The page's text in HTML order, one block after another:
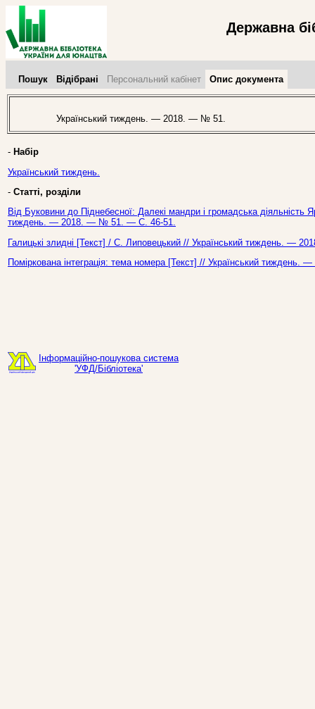
Державна
Пошук Відібрані Персональний кабінет Опис документа
Український тиждень. — 2018. — № 51.
- Набір
Український тиждень.
- Статті, розділи
Від Буковини до Піднебесної: Далекі мандри і громадська
тиждень. — 2018. — № 51. — С. 46-51.
Галицькі злидні [Текст] / С. Липовецький // Український тиждень. —
Поміркована інтеграція: тема номера [Текст] // Український
Інформаційно-пошукова система
'УФД/Бібліотека'